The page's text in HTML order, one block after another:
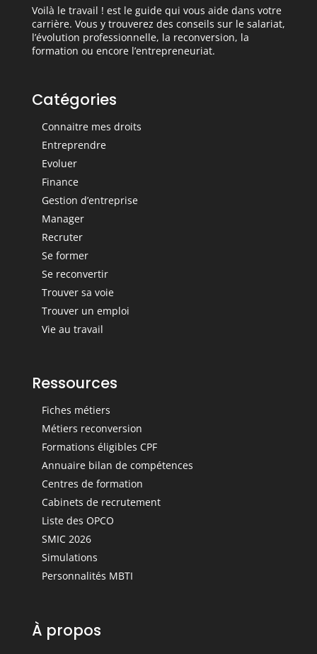
Voilà le travail ! est le guide qui vous aide dans votre
carrière. Vous y trouverez des conseils sur le salariat,
l’évolution professionnelle, la reconversion, la
formation ou encore l’entrepreneuriat.
Catégories
Connaitre mes droits
Entreprendre
Evoluer
Finance
Gestion d’entreprise
Manager
Recruter
Se former
Se reconvertir
Trouver sa voie
Trouver un emploi
Vie au travail
Ressources
Fiches métiers
Métiers reconversion
Formations éligibles CPF
Annuaire bilan de compétences
Centres de formation
Cabinets de recrutement
Liste des OPCO
SMIC 2026
Simulations
Personnalités MBTI
À propos